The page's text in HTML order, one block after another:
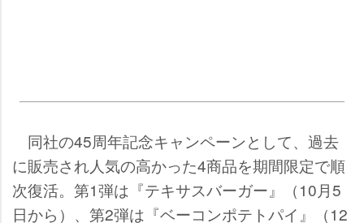
同社の45周年記念キャンペーンとして、過去
に販売され人気の高かった4商品を期間限定で順
次復活。第1弾は『テキサスバーガー』（10月5
日から）、第2弾は『ベーコンポテトパイ』（12